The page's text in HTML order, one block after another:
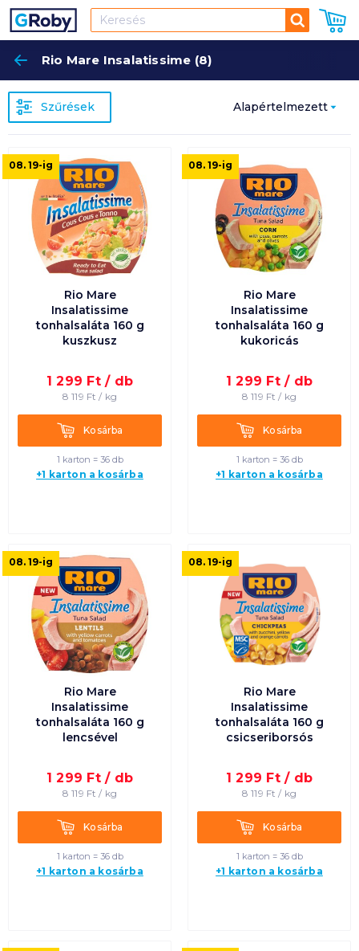
Keresés
Rio Mare Insalatissime (8)
Szűrések Alapértelmezett
szerint
Alapértelmezett
Ár szerint
növekvő
Ár szerint
csökkenő
növekvő
Egységár szerint
csökkenő
Termék neve A-Z
Rio Mare
Insalatissime
tonhalsaláta 160 g
kuszkusz
1 299 Ft / db
8 119 Ft / kg
KosárbaKosárba
1 karton = 36 db
+1 karton a kosárba
08. 19-ig
Rio Mare
Insalatissime
tonhalsaláta 160 g
kukoricás
1 299 Ft / db
8 119 Ft / kg
KosárbaKosárba
1 karton = 36 db
+1 karton a kosárba
08. 19-ig
Rio Mare
Insalatissime
tonhalsaláta 160 g
lencsével
1 299 Ft / db
8 119 Ft / kg
KosárbaKosárba
1 karton = 36 db
+1 karton a kosárba
08. 19-ig
Rio Mare
Insalatissime
tonhalsaláta 160 g
csicseriborsós
1 299 Ft / db
8 119 Ft / kg
KosárbaKosárba
1 karton = 36 db
+1 karton a kosárba
08. 19-ig